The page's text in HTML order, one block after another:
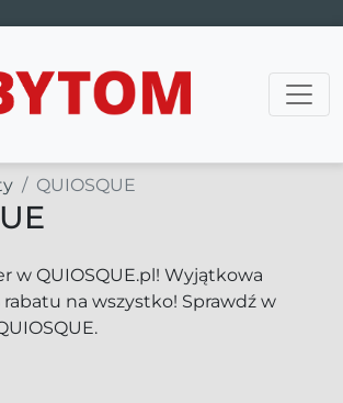
QUIOSQUE
w QUIOSQUE.pl! Wyjątkowa
rabatu na wszystko! Sprawdź w